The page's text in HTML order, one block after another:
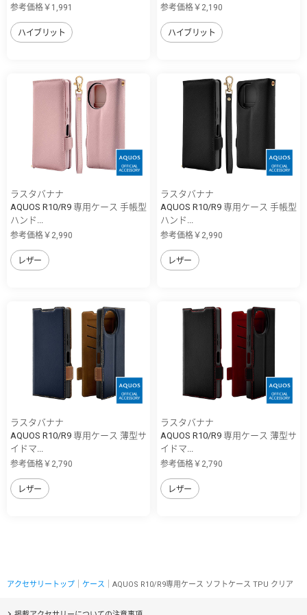
参考価格￥1,991
ハイブリット
参考価格￥2,190
ハイブリット
ラスタバナナ
AQUOS R10/R9 専用ケース 手帳型
ハンド...
参考価格￥2,990
レザー
ラスタバナナ
AQUOS R10/R9 専用ケース 手帳型
ハンド...
参考価格￥2,990
レザー
ラスタバナナ
AQUOS R10/R9 専用ケース 薄型サ
イドマ...
参考価格￥2,790
レザー
ラスタバナナ
AQUOS R10/R9 専用ケース 薄型サ
イドマ...
参考価格￥2,790
レザー
アクセサリートップ ケース ｜AQUOS R10/R9専用ケース ソフトケース TPU クリア